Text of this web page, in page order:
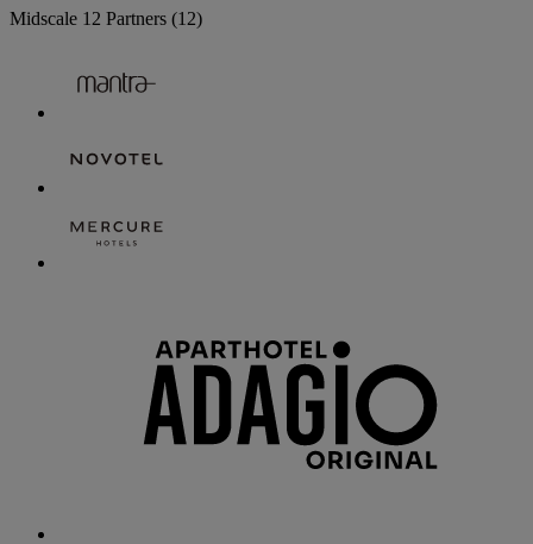
Midscale 12 Partners (12)